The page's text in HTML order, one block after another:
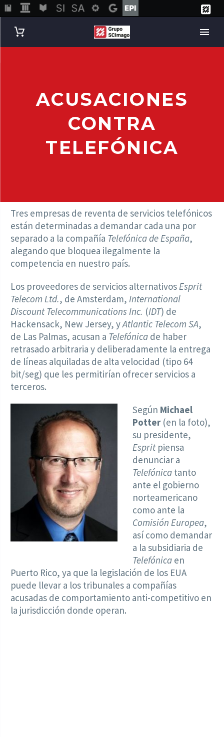
ACUSACIONES
CONTRA
TELEFÓNICA
Tres empresas de reventa de servicios telefónicos
están determinadas a demandar cada una por
separado a la compañía Telefónica de España,
alegando que bloquea ilegalmente la
competencia en nuestro país.
Los proveedores de servicios alternativosEsprit
Telecom Ltd., de Amsterdam, International
Discount Telecommunications Inc. (IDT) de
Hackensack, New Jersey, yAtlantic Telecom SA,
de Las Palmas, acusan a Telefónica de haber
retrasado arbitraria y deliberadamente la entrega
de líneas alquiladas de alta velocidad (tipo 64
bit/seg) que les permitirían ofrecer servicios a
terceros.
Según Michael
Potter(en la foto),
su presidente,
Espritpiensa
denunciar a
Telefónica tanto
ante el gobierno
norteamericano
como ante la
Comisión Europea,
así como demandar
a la subsidiaria de
Telefónica en
Puerto Rico, ya que la legislación de los EUA
puede llevar a los tribunales a compañías
acusadas de comportamiento anti-competitivo en
la jurisdicción donde operan.